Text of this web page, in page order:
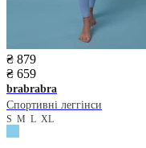
₴ 879
₴ 659
brabrabra
Спортивні леггінси
S M L XL